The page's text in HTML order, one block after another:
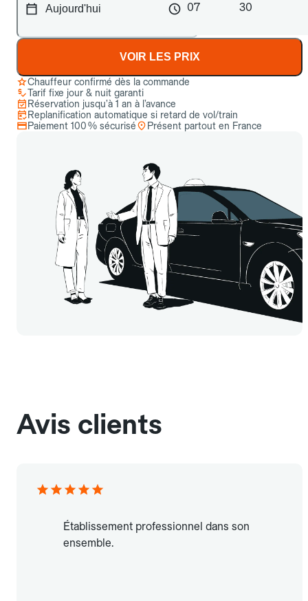
07 30
VOIR LES PRIX
Chauffeur confirmé dès la commande
Tarif fixe jour & nuit garanti
Réservation jusqu’à 1 an à l’avance
Replanification automatique si retard de vol/train
Paiement 100 % sécurisé
Présent partout en France
Avis clients
Établissement professionnel dans son
ensemble.